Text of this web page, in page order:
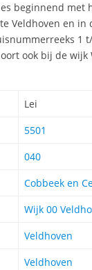
beginnend met
Veldhoven en in
1
ook bij de wijk
Lei
5501
040
Cobbeek en
Wijk 00
Veldhoven
Veldhoven